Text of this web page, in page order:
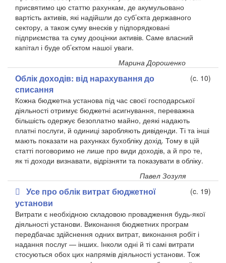
присвятимо цю статтю рахункам, де акумульовано
вартість активів, які надійшли до суб’єкта державного
сектору, а також суму внесків у підпорядковані
підприємства та суму дооцінки активів. Саме власний
капітал і буде об’єктом нашої уваги.
Марина Дорошенко
Облік доходів: від нарахування до
списання
(c. 10)
Кожна бюджетна установа під час своєї господарської
діяльності отримує бюджетні асигнування, переважна
більшість одержує безоплатно майно, деякі надають
платні послуги, й одиниці заробляють дивіденди. Ті та інші
мають показати на рахунках бухобліку дохід. Тому в цій
статті поговоримо не лише про види доходів, а й про те,
як ті доходи визнавати, відрізняти та показувати в обліку.
Павел Зозуля
Усе про облік витрат бюджетної
установи
(c. 19)
Витрати є необхідною складовою провадження будь-якої
діяльності установи. Виконання бюджетних програм
передбачає здійснення одних витрат, виконання робіт і
надання послуг — інших. Інколи одні й ті самі витрати
стосуються обох цих напрямів діяльності установи. Тож